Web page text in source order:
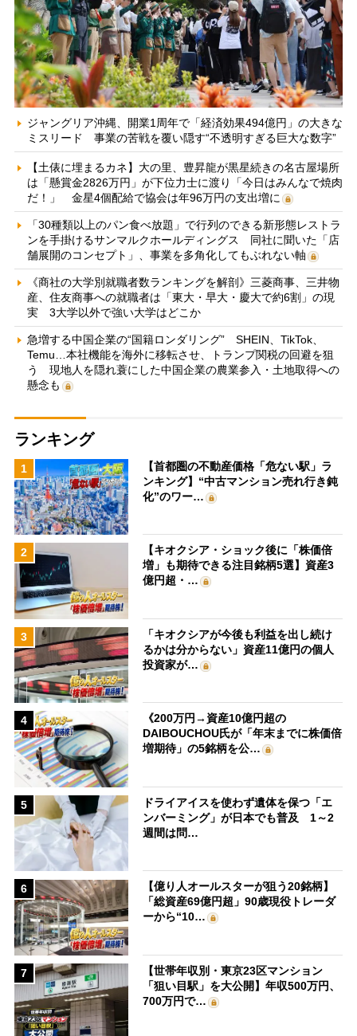
ジャングリア沖縄、開業1周年で「経済効果494億円」の大きな
ミスリード 事業の苦戦を覆い隠す“不透明すぎる巨大な数字”
【土俵に埋まるカネ】大の里、豊昇龍が黒星続きの名古屋場所
は「懸賞金2826万円」が下位力士に渡り「今日はみんなで焼肉
だ！」 金星4個配給で協会は年96万円の支出増に
「30種類以上のパン食べ放題」で行列のできる新形態レストラ
ンを手掛けるサンマルクホールディングス 同社に聞いた「店
舗展開のコンセプト」、事業を多角化してもぶれない軸
《商社の大学別就職者数ランキングを解剖》三菱商事、三井物
産、住友商事への就職者は「東大・早大・慶大で約6割」の現
実 3大学以外で強い大学はどこか
急増する中国企業の“国籍ロンダリング” SHEIN、TikTok、
Temu…本社機能を海外に移転させ、トランプ関税の回避を狙
う 現地人を隠れ蓑にした中国企業の農業参入・土地取得への
懸念も
ランキング
1
【首都圏の不動産価格「危ない駅」ラ
ンキング】“中古マンション売れ行き鈍
化”のワー…
2
【キオクシア・ショック後に「株価倍
増」も期待できる注目銘柄5選】資産3
億円超・…
3
「キオクシアが今後も利益を出し続け
るかは分からない」資産11億円の個人
投資家が…
4
《200万円→資産10億円超の
DAIBOUCHOU氏が「年末までに株価倍
増期待」の5銘柄を公…
5
ドライアイスを使わず遺体を保つ「エ
ンバーミング」が日本でも普及 1～2
週間は問…
6
【億り人オールスターが狙う20銘柄】
「総資産69億円超」90歳現役トレーダ
ーから“10…
7
【世帯年収別・東京23区マンション
「狙い目駅」を大公開】年収500万円、
700万円で…